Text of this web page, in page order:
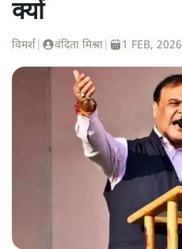
क्यों
विमर्श वंदिता मिश्रा 1 FEB, 2026